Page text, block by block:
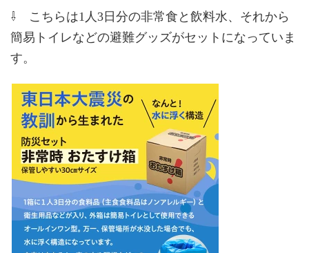
⇩ こちらは1人3日分の非常食と飲料水、それから
簡易トイレなどの避難グッズがセットになっていま
す。